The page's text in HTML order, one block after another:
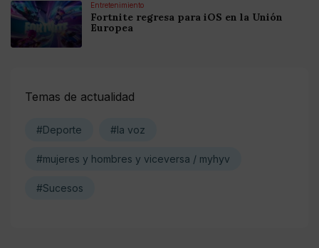
Entretenimiento
Fortnite regresa para iOS en la Unión
Europea
Temas de actualidad
#Deporte #la voz
#mujeres y hombres y viceversa / myhyv
#Sucesos